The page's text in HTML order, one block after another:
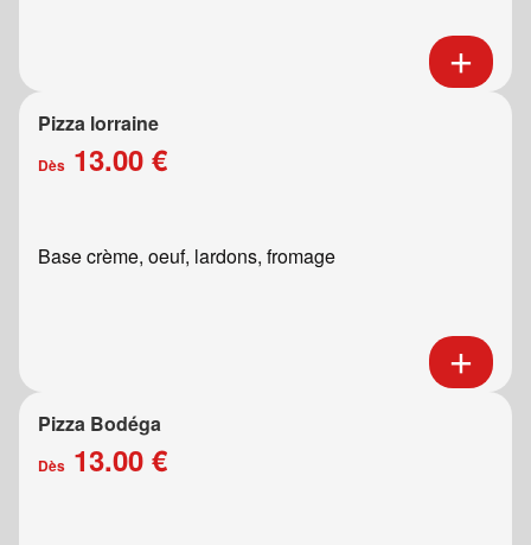
Pizza lorraine
Dès 13.00 €
Base crème, oeuf, lardons, fromage
Pizza Bodéga
Dès 13.00 €